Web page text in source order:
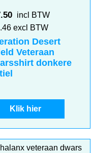
en jaartal
incl BTW
excl BTW
Desert
Veteraan
donkere
Klik hier